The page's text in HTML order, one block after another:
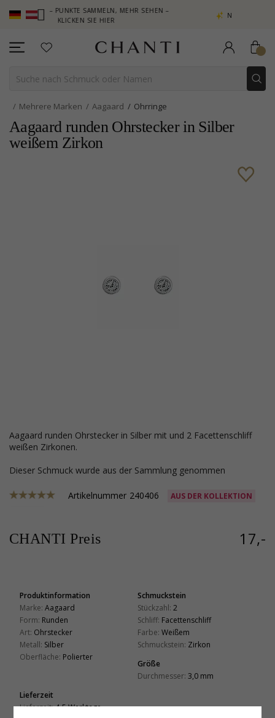
– PUNKTE SAMMELN, MEHR SEHEN –
KLICKEN SIE HIER
NEW COLLECTION | AURA
Mehrere Marken Aagaard Ohrringe
Aagaard runden Ohrstecker in Silber
weißem Zirkon
Aagaard runden Ohrstecker in Silber mit und 2 Facettenschliff
weißen Zirkonen.
Dieser Schmuck wurde aus der Sammlung genommen
Artikelnummer 240406 AUS DER KOLLEKTION
CHANTI Preis 17,-
Produktinformation
Marke: Aagaard
Form: Runden
Art: Ohrstecker
Metall: Silber
Oberfläche: Polierter
Schmuckstein
Stückzahl: 2
Schliff: Facettenschliff
Farbe: Weißem
Schmuckstein: Zirkon
Größe
Durchmesser: 3,0 mm
Lieferzeit
Lieferzeit:4-5 Werktage